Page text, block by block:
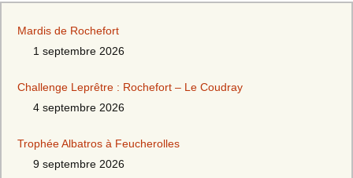
Mardis de Rochefort
1 septembre 2026
Challenge Leprêtre : Rochefort – Le Coudray
4 septembre 2026
Trophée Albatros à Feucherolles
9 septembre 2026